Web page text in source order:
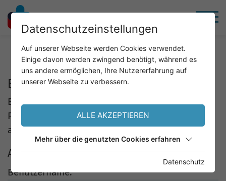
Home Ärztebereich
Benutzeranmeldung
Bitte geben Sie Ihren Benutzernamen und Ihr
Passwort ein, um sich an der Website
anzumelden.
Anmelden
Benutzername:
Datenschutzeinstellungen
Auf unserer Webseite werden Cookies verwendet.
Einige davon werden zwingend benötigt, während es
uns andere ermöglichen, Ihre Nutzererfahrung auf
unserer Webseite zu verbessern.
ALLE AKZEPTIEREN
Mehr über die genutzten Cookies erfahren
Datenschutz